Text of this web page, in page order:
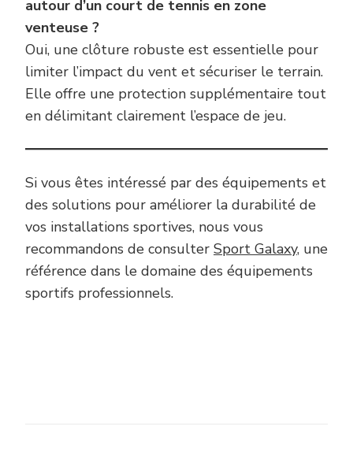
autour d’un court de tennis en zone
venteuse ?
Oui, une clôture robuste est essentielle pour
limiter l’impact du vent et sécuriser le terrain.
Elle offre une protection supplémentaire tout
en délimitant clairement l’espace de jeu.
Si vous êtes intéressé par des équipements et
des solutions pour améliorer la durabilité de
vos installations sportives, nous vous
recommandons de consulter Sport Galaxy, une
référence dans le domaine des équipements
sportifs professionnels.